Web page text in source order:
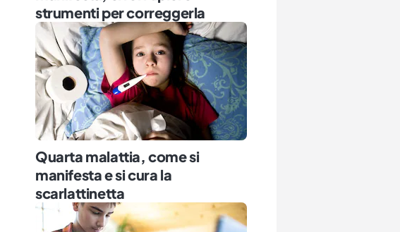
strumenti per correggerla
Quarta malattia, come si
manifesta e si cura la
scarlattinetta